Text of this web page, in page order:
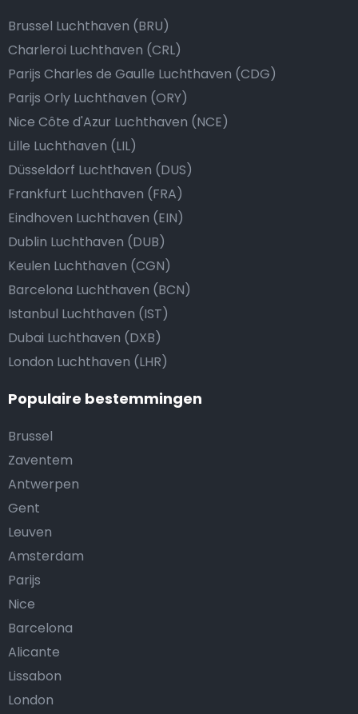
Brussel Luchthaven (BRU)
Charleroi Luchthaven (CRL)
Parijs Charles de Gaulle Luchthaven (CDG)
Parijs Orly Luchthaven (ORY)
Nice Côte d'Azur Luchthaven (NCE)
Lille Luchthaven (LIL)
Düsseldorf Luchthaven (DUS)
Frankfurt Luchthaven (FRA)
Eindhoven Luchthaven (EIN)
Dublin Luchthaven (DUB)
Keulen Luchthaven (CGN)
Barcelona Luchthaven (BCN)
Istanbul Luchthaven (IST)
Dubai Luchthaven (DXB)
London Luchthaven (LHR)
Populaire bestemmingen
Brussel
Zaventem
Antwerpen
Gent
Leuven
Amsterdam
Parijs
Nice
Barcelona
Alicante
Lissabon
London